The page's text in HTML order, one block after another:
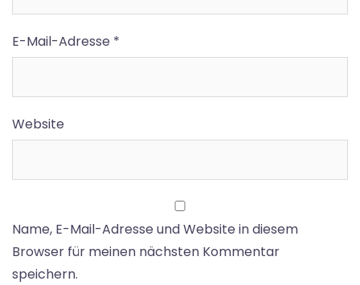
E-Mail-Adresse *
Website
Name, E-Mail-Adresse und Website in diesem
Browser für meinen nächsten Kommentar
speichern.